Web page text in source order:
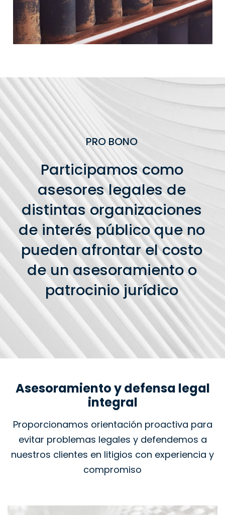
PRO BONO
Participamos como
asesores legales de
distintas organizaciones
de interés público que no
pueden afrontar el costo
de un asesoramiento o
patrocinio jurídico
Asesoramiento y defensa legal
integral
Proporcionamos orientación proactiva para
evitar problemas legales y defendemos a
nuestros clientes en litigios con experiencia y
compromiso